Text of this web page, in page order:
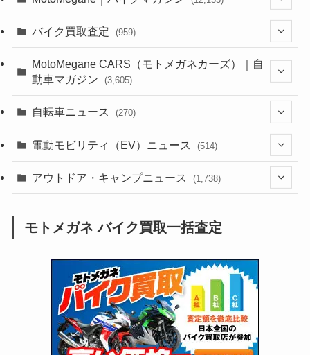
(44)
(638)
(118)
(60)
(31)
(51)
(34)
(5)
(252)
(38)
(24)
(16)
(25)
(24)
(249)
(64)
(16)
(62)
(4)
(306)
(6,956)
(2,473)
(249)
(1,226)
(12)
(131)
(38)
(167)
(85)
(171)
(66)
(16)
(141)
(255)
(1,141)
(166)
(23)
(33)
(415)
(16)
バイク買取査定 (959)
(352)
MotoMegane CARS（モトメガネカーズ）｜自
動車マガジン
(3,605)
(185)
(137)
(73)
(2,744)
(126)
(170)
自転車ニュース (270)
(54)
(211)
電動モビリティ（EV）ニュース (514)
(132)
(171)
(118)
(27)
アウトドア・キャンプニュース (1,738)
(1,605)
(147)
(13)
モトメガネ バイク買取一括査定